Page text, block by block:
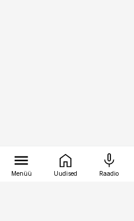
Menüü Uudised Raadio